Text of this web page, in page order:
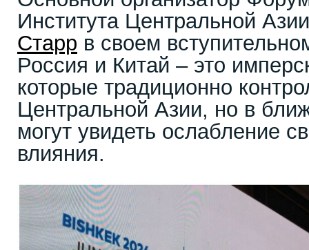
Института Центральной
Старр в своем
Россия и Китай – это
которые традиционно
Центральной Азии, но в
могут увидеть ослабление
влияния.